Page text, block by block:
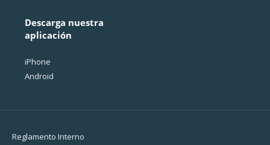
Descarga nuestra
aplicación
iPhone
Android
Reglamento Interno